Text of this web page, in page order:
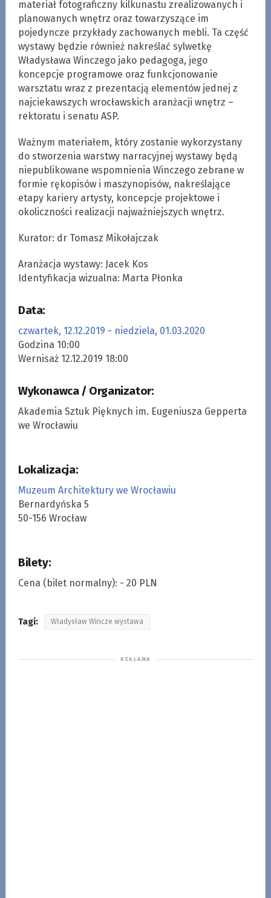
materiał fotograficzny kilkunastu zrealizowanych i
planowanych wnętrz oraz towarzyszące im
pojedyncze przykłady zachowanych mebli. Ta część
wystawy będzie również nakreślać sylwetkę
Władysława Winczego jako pedagoga, jego
koncepcje programowe oraz funkcjonowanie
warsztatu wraz z prezentacją elementów jednej z
najciekawszych wrocławskich aranżacji wnętrz –
rektoratu i senatu ASP.
Ważnym materiałem, który zostanie wykorzystany
do stworzenia warstwy narracyjnej wystawy będą
niepublikowane wspomnienia Winczego zebrane w
formie rękopisów i maszynopisów, nakreślające
etapy kariery artysty, koncepcje projektowe i
okoliczności realizacji najważniejszych wnętrz.
Kurator: dr Tomasz Mikołajczak
Aranżacja wystawy: Jacek Kos
Identyfikacja wizualna: Marta Płonka
Data:
czwartek, 12.12.2019 - niedziela, 01.03.2020
Godzina 10:00
Wernisaż 12.12.2019 18:00
Wykonawca / Organizator:
Akademia Sztuk Pięknych im. Eugeniusza Gepperta
we Wrocławiu
Lokalizacja:
Muzeum Architektury we Wrocławiu
Bernardyńska 5
50-156 Wrocław
Bilety:
Cena (bilet normalny): - 20 PLN
Tagi: Władysław Wincze wystawa